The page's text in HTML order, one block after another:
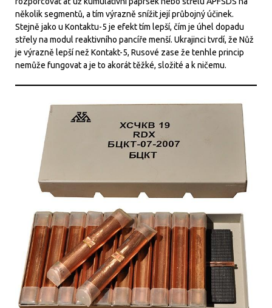
několik segmentů, a tím výrazně snížit její průbojný účinek.
Stejně jako u Kontaktu-5 je efekt tím lepší, čím je úhel dopadu
střely na modul reaktivního pancíře menší. Ukrajinci tvrdí, že Nůž
je výrazně lepší než Kontakt-5, Rusové zase že tenhle princip
nemůže fungovat a je to akorát těžké, složité a k ničemu.